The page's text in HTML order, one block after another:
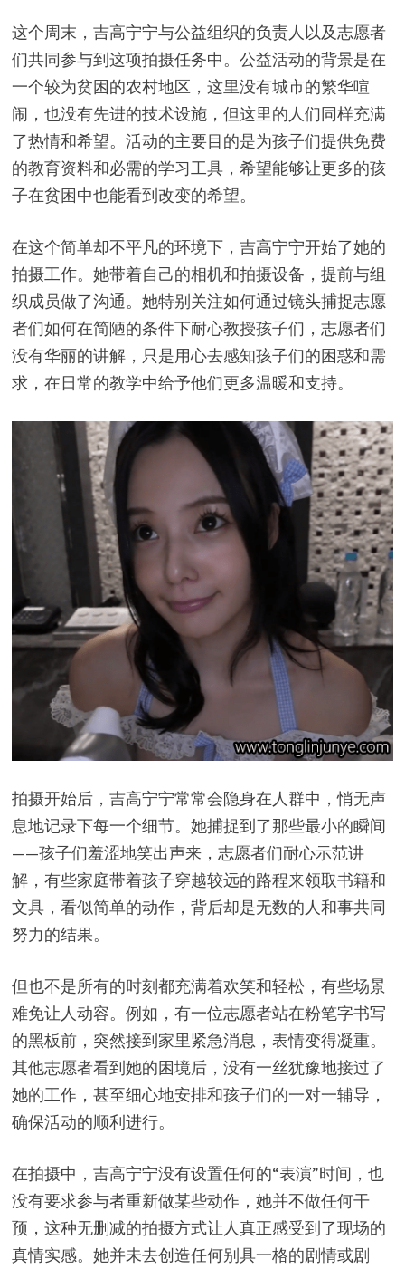
这个周末，吉高宁宁与公益组织的负责人以及志愿者
们共同参与到这项拍摄任务中。公益活动的背景是在
一个较为贫困的农村地区，这里没有城市的繁华喧
闹，也没有先进的技术设施，但这里的人们同样充满
了热情和希望。活动的主要目的是为孩子们提供免费
的教育资料和必需的学习工具，希望能够让更多的孩
子在贫困中也能看到改变的希望。
在这个简单却不平凡的环境下，吉高宁宁开始了她的
拍摄工作。她带着自己的相机和拍摄设备，提前与组
织成员做了沟通。她特别关注如何通过镜头捕捉志愿
者们如何在简陋的条件下耐心教授孩子们，志愿者们
没有华丽的讲解，只是用心去感知孩子们的困惑和需
求，在日常的教学中给予他们更多温暖和支持。
拍摄开始后，吉高宁宁常常会隐身在人群中，悄无声
息地记录下每一个细节。她捕捉到了那些最小的瞬间
——孩子们羞涩地笑出声来，志愿者们耐心示范讲
解，有些家庭带着孩子穿越较远的路程来领取书籍和
文具，看似简单的动作，背后却是无数的人和事共同
努力的结果。
但也不是所有的时刻都充满着欢笑和轻松，有些场景
难免让人动容。例如，有一位志愿者站在粉笔字书写
的黑板前，突然接到家里紧急消息，表情变得凝重。
其他志愿者看到她的困境后，没有一丝犹豫地接过了
她的工作，甚至细心地安排和孩子们的一对一辅导，
确保活动的顺利进行。
在拍摄中，吉高宁宁没有设置任何的“表演”时间，也
没有要求参与者重新做某些动作，她并不做任何干
预，这种无删减的拍摄方式让人真正感受到了现场的
真情实感。她并未去创造任何别具一格的剧情或剧